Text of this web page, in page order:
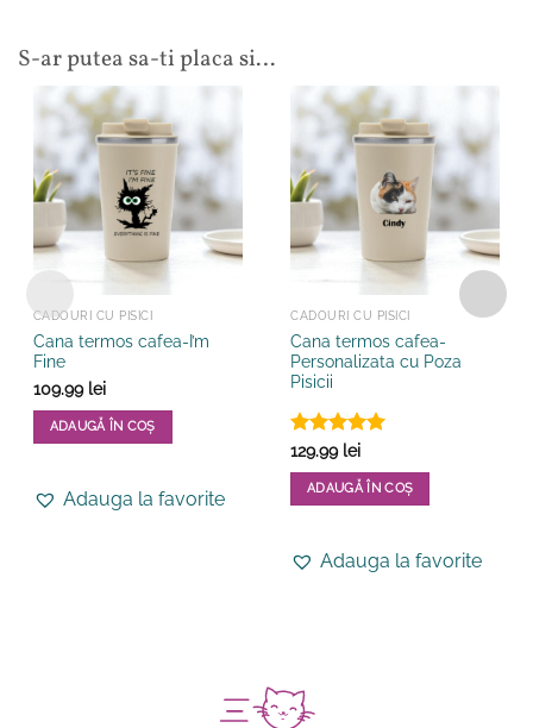
S-ar putea sa-ti placa si…
CADOURI CU PISICI
Cana termos cafea-I’m
Fine
109.99 lei
ADAUGĂ ÎN COȘ
Adauga la favorite
CADOURI CU PISICI
Cana termos cafea-
Personalizata cu Poza
Pisicii
Evaluat la
5din 5
129.99 lei
ADAUGĂ ÎN COȘ
are
pot
fi
Adauga la favorite